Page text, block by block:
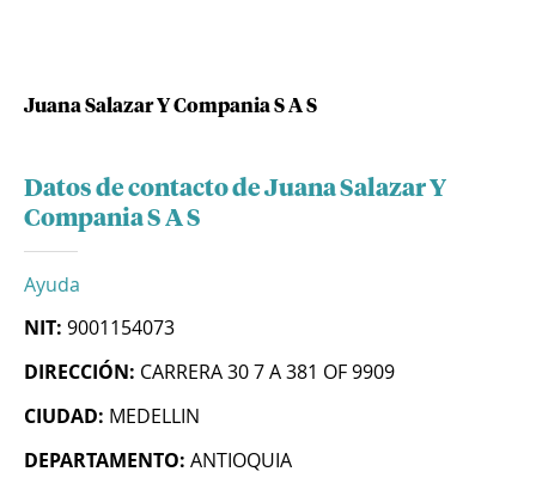
Juana Salazar Y Compania S A S
Datos de contacto de Juana Salazar Y
Compania S A S
Ayuda
NIT: 9001154073
DIRECCIÓN: CARRERA 30 7 A 381 OF 9909
CIUDAD: MEDELLIN
DEPARTAMENTO: ANTIOQUIA